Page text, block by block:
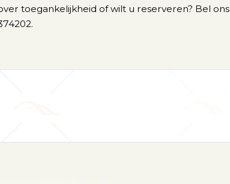
toegankelijkheid of wilt u reserveren? Bel ons